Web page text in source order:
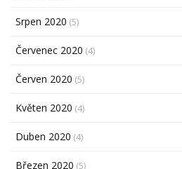
Srpen 2020 (5)
Červenec 2020 (4)
Červen 2020 (5)
Květen 2020 (4)
Duben 2020 (4)
Březen 2020 (5)